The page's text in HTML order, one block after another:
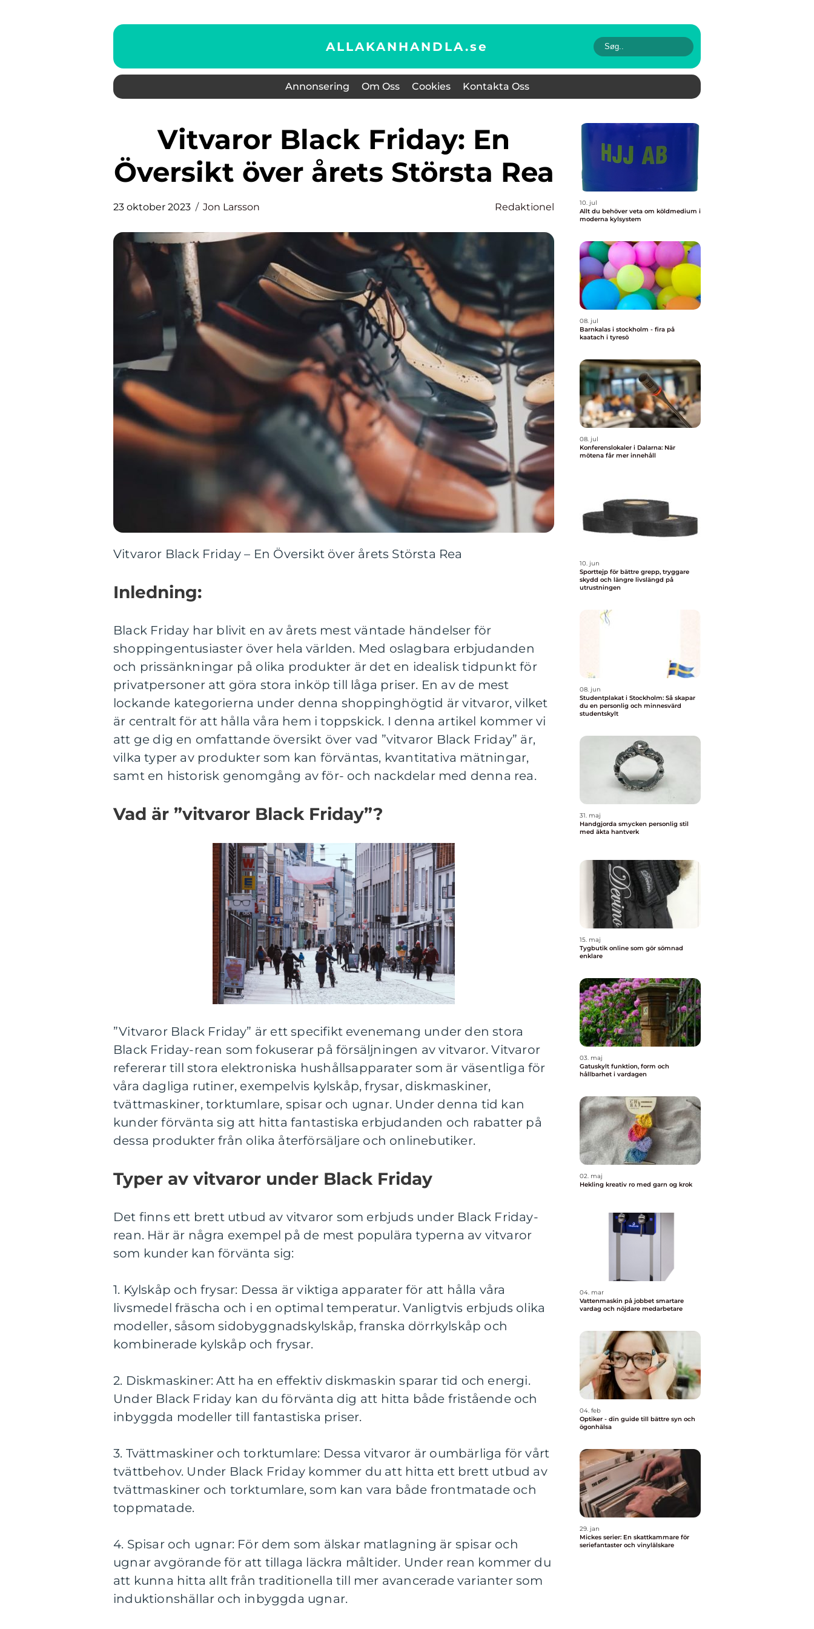
ALLAKANHANDLA.se
Annonsering Om Oss Cookies Kontakta Oss
Vitvaror Black Friday: En
Översikt över årets Största Rea
23 oktober 2023 Jon Larsson Redaktionel
Vitvaror Black Friday – En Översikt över årets Största Rea
Inledning:
Black Friday har blivit en av årets mest väntade händelser för
shoppingentusiaster över hela världen. Med oslagbara erbjudanden
och prissänkningar på olika produkter är det en idealisk tidpunkt för
privatpersoner att göra stora inköp till låga priser. En av de mest
lockande kategorierna under denna shoppinghögtid är vitvaror, vilket
är centralt för att hålla våra hem i toppskick. I denna artikel kommer vi
att ge dig en omfattande översikt över vad ”vitvaror Black Friday” är,
vilka typer av produkter som kan förväntas, kvantitativa mätningar,
samt en historisk genomgång av för- och nackdelar med denna rea.
Vad är ”vitvaror Black Friday”?
”Vitvaror Black Friday” är ett specifikt evenemang under den stora
Black Friday-rean som fokuserar på försäljningen av vitvaror. Vitvaror
refererar till stora elektroniska hushållsapparater som är väsentliga för
våra dagliga rutiner, exempelvis kylskåp, frysar, diskmaskiner,
tvättmaskiner, torktumlare, spisar och ugnar. Under denna tid kan
kunder förvänta sig att hitta fantastiska erbjudanden och rabatter på
dessa produkter från olika återförsäljare och onlinebutiker.
Typer av vitvaror under Black Friday
Det finns ett brett utbud av vitvaror som erbjuds under Black Friday-
rean. Här är några exempel på de mest populära typerna av vitvaror
som kunder kan förvänta sig:
1. Kylskåp och frysar: Dessa är viktiga apparater för att hålla våra
livsmedel fräscha och i en optimal temperatur. Vanligtvis erbjuds olika
modeller, såsom sidobyggnadskylskåp, franska dörrkylskåp och
kombinerade kylskåp och frysar.
2. Diskmaskiner: Att ha en effektiv diskmaskin sparar tid och energi.
Under Black Friday kan du förvänta dig att hitta både fristående och
inbyggda modeller till fantastiska priser.
3. Tvättmaskiner och torktumlare: Dessa vitvaror är oumbärliga för vårt
tvättbehov. Under Black Friday kommer du att hitta ett brett utbud av
tvättmaskiner och torktumlare, som kan vara både frontmatade och
toppmatade.
4. Spisar och ugnar: För dem som älskar matlagning är spisar och
ugnar avgörande för att tillaga läckra måltider. Under rean kommer du
att kunna hitta allt från traditionella till mer avancerade varianter som
induktionshällar och inbyggda ugnar.
10. jul
Allt du behöver veta om köldmedium i
moderna kylsystem
08. jul
Barnkalas i stockholm - fira på
kaatach i tyresö
08. jul
Konferenslokaler i Dalarna: När
mötena får mer innehåll
10. jun
Sporttejp för bättre grepp, tryggare
skydd och längre livslängd på
utrustningen
08. jun
Studentplakat i Stockholm: Så skapar
du en personlig och minnesvärd
studentskylt
31. maj
Handgjorda smycken personlig stil
med äkta hantverk
15. maj
Tygbutik online som gör sömnad
enklare
03. maj
Gatuskylt funktion, form och
hållbarhet i vardagen
02. maj
Hekling kreativ ro med garn og krok
04. mar
Vattenmaskin på jobbet smartare
vardag och nöjdare medarbetare
04. feb
Optiker - din guide till bättre syn och
ögonhälsa
29. jan
Mickes serier: En skattkammare för
seriefantaster och vinylälskare